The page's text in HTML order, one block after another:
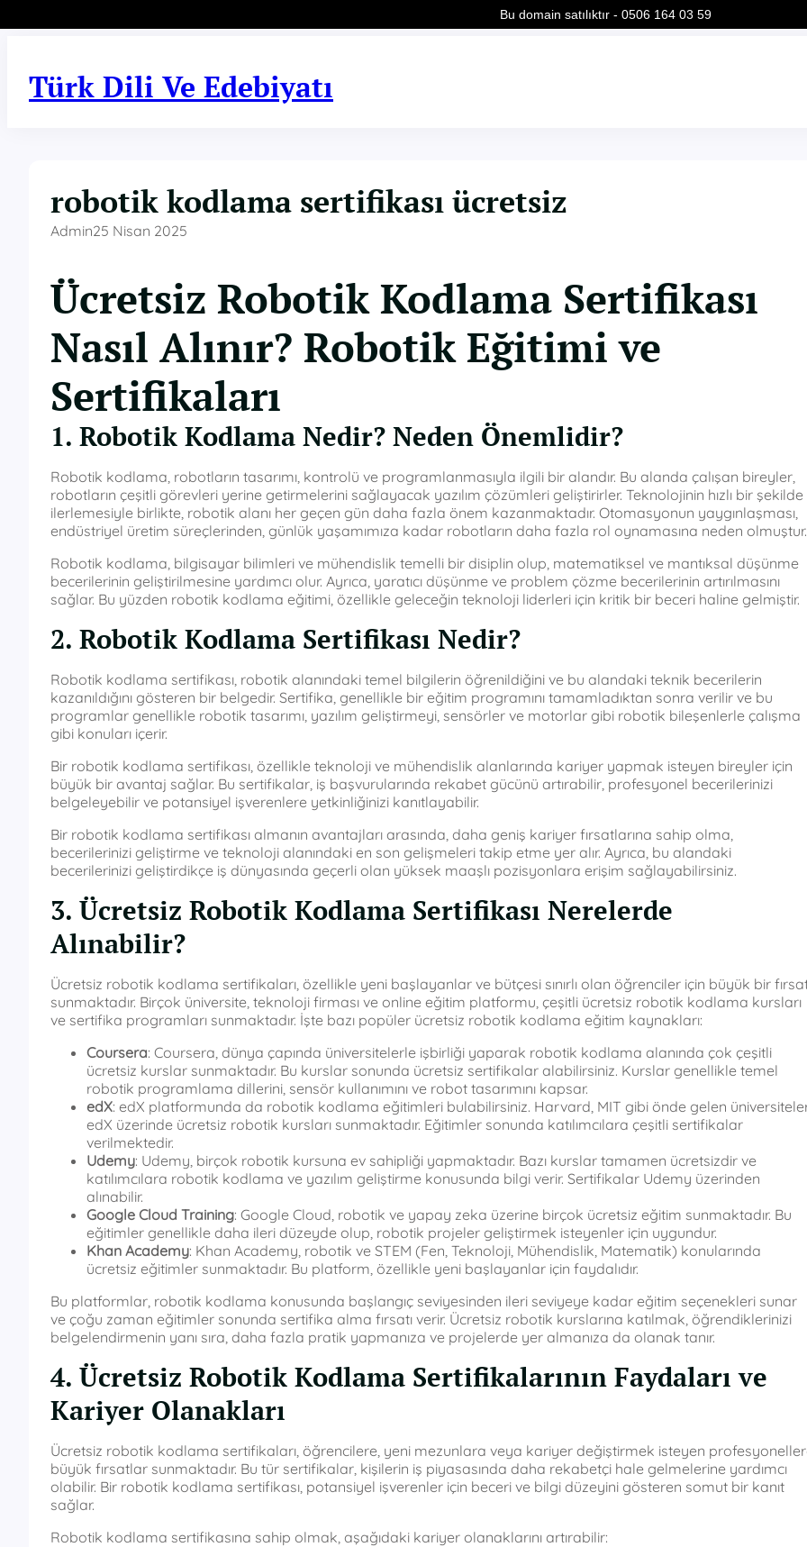
Türk Dili Ve Edebiyatı
robotik kodlama sertifikası ücretsiz
Admin25 Nisan 2025
Ücretsiz Robotik Kodlama Sertifikası
Nasıl Alınır? Robotik Eğitimi ve
Sertifikaları
1. Robotik Kodlama Nedir? Neden Önemlidir?
Robotik kodlama, robotların tasarımı, kontrolü ve programlanmasıyla ilgili bir alandır. Bu alanda çalışan bireyler,
robotların çeşitli görevleri yerine getirmelerini sağlayacak yazılım çözümleri geliştirirler. Teknolojinin hızlı bir şekilde
ilerlemesiyle birlikte, robotik alanı her geçen gün daha fazla önem kazanmaktadır. Otomasyonun yaygınlaşması,
endüstriyel üretim süreçlerinden, günlük yaşamımıza kadar robotların daha fazla rol oynamasına neden olmuştur.
Robotik kodlama, bilgisayar bilimleri ve mühendislik temelli bir disiplin olup, matematiksel ve mantıksal düşünme
becerilerinin geliştirilmesine yardımcı olur. Ayrıca, yaratıcı düşünme ve problem çözme becerilerinin artırılmasını
sağlar. Bu yüzden robotik kodlama eğitimi, özellikle geleceğin teknoloji liderleri için kritik bir beceri haline gelmiştir.
2. Robotik Kodlama Sertifikası Nedir?
Robotik kodlama sertifikası, robotik alanındaki temel bilgilerin öğrenildiğini ve bu alandaki teknik becerilerin
kazanıldığını gösteren bir belgedir. Sertifika, genellikle bir eğitim programını tamamladıktan sonra verilir ve bu
programlar genellikle robotik tasarımı, yazılım geliştirmeyi, sensörler ve motorlar gibi robotik bileşenlerle çalışma
gibi konuları içerir.
Bir robotik kodlama sertifikası, özellikle teknoloji ve mühendislik alanlarında kariyer yapmak isteyen bireyler için
büyük bir avantaj sağlar. Bu sertifikalar, iş başvurularında rekabet gücünü artırabilir, profesyonel becerilerinizi
belgeleyebilir ve potansiyel işverenlere yetkinliğinizi kanıtlayabilir.
Bir robotik kodlama sertifikası almanın avantajları arasında, daha geniş kariyer fırsatlarına sahip olma,
becerilerinizi geliştirme ve teknoloji alanındaki en son gelişmeleri takip etme yer alır. Ayrıca, bu alandaki
becerilerinizi geliştirdikçe iş dünyasında geçerli olan yüksek maaşlı pozisyonlara erişim sağlayabilirsiniz.
3. Ücretsiz Robotik Kodlama Sertifikası Nerelerde
Alınabilir?
Ücretsiz robotik kodlama sertifikaları, özellikle yeni başlayanlar ve bütçesi sınırlı olan öğrenciler için büyük bir
sunmaktadır. Birçok üniversite, teknoloji firması ve online eğitim platformu, çeşitli ücretsiz robotik kodlama kursları
ve sertifika programları sunmaktadır. İşte bazı popüler ücretsiz robotik kodlama eğitim kaynakları:
Coursera: Coursera, dünya çapında üniversitelerle işbirliği yaparak robotik kodlama alanında çok çeşitli
ücretsiz kurslar sunmaktadır. Bu kurslar sonunda ücretsiz sertifikalar alabilirsiniz. Kurslar genellikle temel
robotik programlama dillerini, sensör kullanımını ve robot tasarımını kapsar.
edX: edX platformunda da robotik kodlama eğitimleri bulabilirsiniz. Harvard, MIT gibi önde gelen
edX üzerinde ücretsiz robotik kursları sunmaktadır. Eğitimler sonunda katılımcılara çeşitli sertifikalar
verilmektedir.
Udemy: Udemy, birçok robotik kursuna ev sahipliği yapmaktadır. Bazı kurslar tamamen ücretsizdir ve
katılımcılara robotik kodlama ve yazılım geliştirme konusunda bilgi verir. Sertifikalar Udemy üzerinden
alınabilir.
Google Cloud Training: Google Cloud, robotik ve yapay zeka üzerine birçok ücretsiz eğitim sunmaktadır. Bu
eğitimler genellikle daha ileri düzeyde olup, robotik projeler geliştirmek isteyenler için uygundur.
Khan Academy: Khan Academy, robotik ve STEM (Fen, Teknoloji, Mühendislik, Matematik) konularında
ücretsiz eğitimler sunmaktadır. Bu platform, özellikle yeni başlayanlar için faydalıdır.
Bu platformlar, robotik kodlama konusunda başlangıç seviyesinden ileri seviyeye kadar eğitim seçenekleri sunar
ve çoğu zaman eğitimler sonunda sertifika alma fırsatı verir. Ücretsiz robotik kurslarına katılmak, öğrendiklerinizi
belgelendirmenin yanı sıra, daha fazla pratik yapmanıza ve projelerde yer almanıza da olanak tanır.
4. Ücretsiz Robotik Kodlama Sertifikalarının Faydaları ve
Kariyer Olanakları
Ücretsiz robotik kodlama sertifikaları, öğrencilere, yeni mezunlara veya kariyer değiştirmek isteyen
büyük fırsatlar sunmaktadır. Bu tür sertifikalar, kişilerin iş piyasasında daha rekabetçi hale gelmelerine yardımcı
olabilir. Bir robotik kodlama sertifikası, potansiyel işverenler için beceri ve bilgi düzeyini gösteren somut bir kanıt
sağlar.
Robotik kodlama sertifikasına sahip olmak, aşağıdaki kariyer olanaklarını artırabilir:
Bu domain satılıktır - 0506 164 03 59